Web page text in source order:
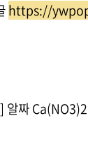
https://
알짜